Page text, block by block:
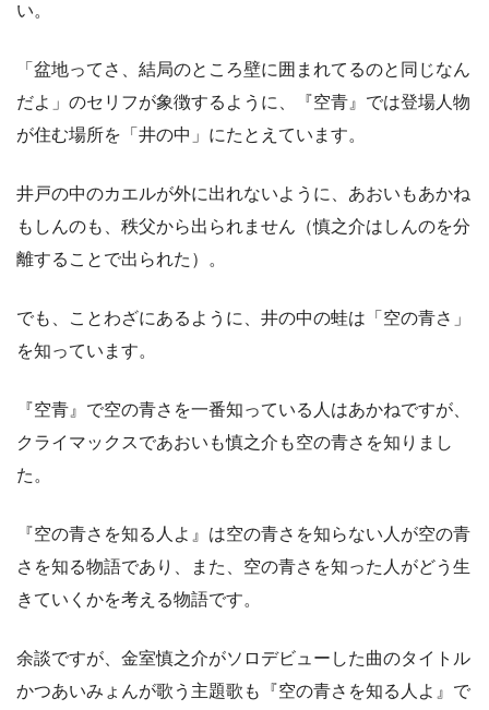
い。
「盆地ってさ、結局のところ壁に囲まれてるのと同じなん
だよ」のセリフが象徴するように、『空青』では登場人物
が住む場所を「井の中」にたとえています。
井戸の中のカエルが外に出れないように、あおいもあかね
もしんのも、秩父から出られません（慎之介はしんのを分
離することで出られた）。
でも、ことわざにあるように、井の中の蛙は「空の青さ」
を知っています。
『空青』で空の青さを一番知っている人はあかねですが、
クライマックスであおいも慎之介も空の青さを知りまし
た。
『空の青さを知る人よ』は空の青さを知らない人が空の青
さを知る物語であり、また、空の青さを知った人がどう生
きていくかを考える物語です。
余談ですが、金室慎之介がソロデビューした曲のタイトル
かつあいみょんが歌う主題歌も『空の青さを知る人よ』で